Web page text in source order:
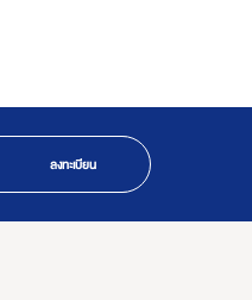
ลงทะเบียน